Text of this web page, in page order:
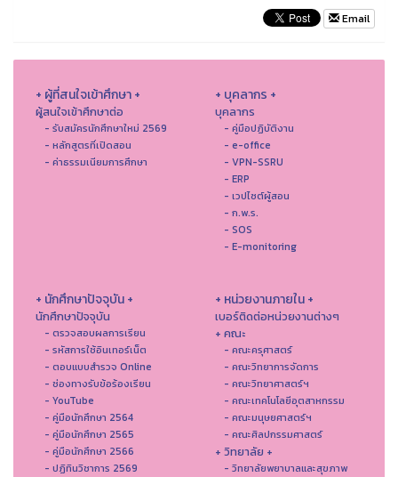
Email
+ ผู้ที่สนใจเข้าศึกษา +
ผู้สนใจเข้าศึกษาต่อ
- รับสมัครนักศึกษาใหม่ 2569
- หลักสูตรที่เปิดสอน
- ค่าธรรมเนียมการศึกษา
+ บุคลากร +
บุคลากร
- คู่มือปฏิบัติงาน
- e-office
- VPN-SSRU
- ERP
- เวปไซต์ผู้สอน
- ก.พ.ร.
- SOS
- E-monitoring
+ นักศึกษาปัจจุบัน +
นักศึกษาปัจจุบัน
- ตรวจสอบผลการเรียน
- รหัสการใช้อินเทอร์เน็ต
- ตอบแบบสำรวจ Online
- ช่องทางรับข้อร้องเรียน
- YouTube
- คู่มือนักศึกษา 2564
- คู่มือนักศึกษา 2565
- คู่มือนักศึกษา 2566
- ปฏิทินวิชาการ 2569
+ หน่วยงานภายใน +
เบอร์ติดต่อหน่วยงานต่างๆ
+ คณะ
- คณะครุศาสตร์
- คณะวิทยาการจัดการ
- คณะวิทยาศาสตร์ฯ
- คณะเทคโนโลยีอุตสาหกรรม
- คณะมนุษยศาสตร์ฯ
- คณะศิลปกรรมศาสตร์
+ วิทยาลัย +
- วิทยาลัยพยาบาลและสุขภาพ